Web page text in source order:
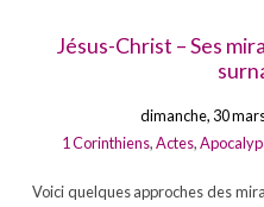
Jésus-Christ – Ses
dimanche, 30
1 Corinthiens,Actes,
Voici quelques approches des